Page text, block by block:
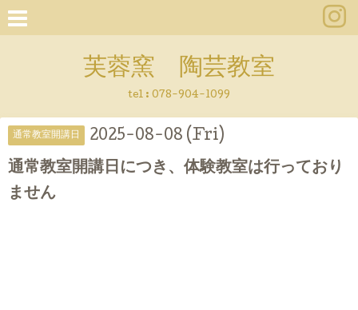
芙蓉窯 陶芸教室
tel : 078-904-1099
通常教室開講日 2025-08-08 (Fri)
通常教室開講日につき、体験教室は行っており
ません